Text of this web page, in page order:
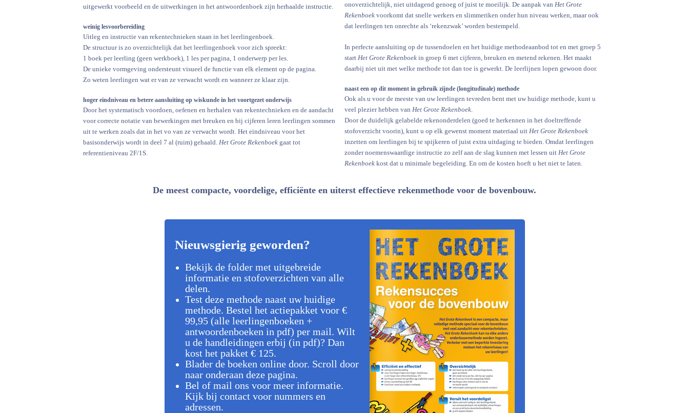
uitgewerkt voorbeeld en de uitwerkingen in het antwoordenboek zijn herhaalde instructie.
weinig lesvoorbereiding
Uitleg en instructie van rekentechnieken staan in het leerlingenboek.
De structuur is zo overzichtelijk dat het leerlingenboek voor zich spreekt:
1 boek per leerling (geen werkboek), 1 les per pagina, 1 onderwerp per les.
De unieke vormgeving ondersteunt visueel de functie van elk element op de pagina.
Zo weten leerlingen wat er van ze verwacht wordt en wanneer ze klaar zijn.
hoger eindniveau en betere aansluiting op wiskunde in het voortgezet onderwijs
Door het systematisch voordoen, oefenen en herhalen van rekentechnieken en de aandacht
voor correcte notatie van bewerkingen met breuken en bij cijferen leren leerlingen sommen
uit te werken zoals dat in het vo van ze verwacht wordt. Het eindniveau voor het
basisonderwijs wordt in deel 7 al (ruim) gehaald. Het Grote Rekenboek gaat tot
referentieniveau 2F/1S.
onoverzichtelijk, niet uitdagend genoeg of juist te moeilijk. De aanpak van Het Grote
Rekenboek voorkomt dat snelle werkers en slimmeriken onder hun niveau werken, maar ook
dat leerlingen ten onrechte als ‘rekenzwak’ worden bestempeld.
In perfecte aansluiting op de tussendoelen en het huidige methodeaanbod tot en met groep 5
start Het Grote Rekenboek in groep 6 met cijferen, breuken en metend rekenen. Het maakt
daarbij niet uit met welke methode tot dan toe is gewerkt. De leerlijnen lopen gewoon door.
naast een op dit moment in gebruik zijnde (longitudinale) methode
Ook als u voor de meeste van uw leerlingen tevreden bent met uw huidige methode, kunt u
veel plezier hebben van Het Grote Rekenboek.
Door de duidelijk gelabelde rekenonderdelen (goed te herkennen in het doeltreffende
stofoverzicht voorin), kunt u op elk gewenst moment materiaal uit Het Grote Rekenboek
inzetten om leerlingen bij te spijkeren of juist extra uitdaging te bieden. Omdat leerlingen
zonder noemenswaardige instructie zo zelf aan de slag kunnen met lessen uit Het Grote
Rekenboek kost dat u minimale begeleiding. En om de kosten hoeft u het niet te laten.
De meest compacte, voordelige, efficiënte en uiterst effectieve rekenmethode voor de bovenbouw.
Nieuwsgierig geworden?
Bekijk de folder met uitgebreide
informatie en stofoverzichten van alle
delen.
Test deze methode naast uw huidige
methode. Bestel het actiepakket voor €
99,95 (alle leerlingenboeken +
antwoordenboeken in pdf) per mail. Wilt
u de handleidingen erbij (in pdf)? Dan
kost het pakket € 125.
Blader de boeken online door. Scroll door
naar onderaan deze pagina.
Bel of mail ons voor meer informatie.
Kijk bij contact voor nummers en
adressen.